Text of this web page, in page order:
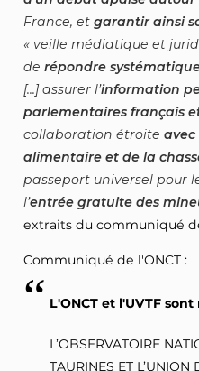
France, etgarantir ainsi
veille médiatique et
derépondre
[...] assurer l’information
parlementaires français
collaboration étroiteavec
alimentaire et de la
passeport universel pour
l’entrée gratuite des
extraits du communiqué
Communiqué de l'ONCT :
L'ONCT et l'UVTF
L’OBSERVATOIRE
TAURINES ET L’UNION